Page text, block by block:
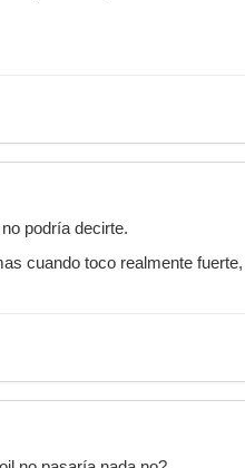
podría decirte.
cuando toco realmente